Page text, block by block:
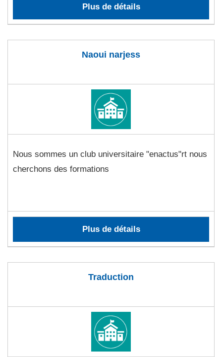
Plus de détails
Naoui narjess
Nous sommes un club universitaire "enactus"rt nous
cherchons des formations
Plus de détails
Traduction